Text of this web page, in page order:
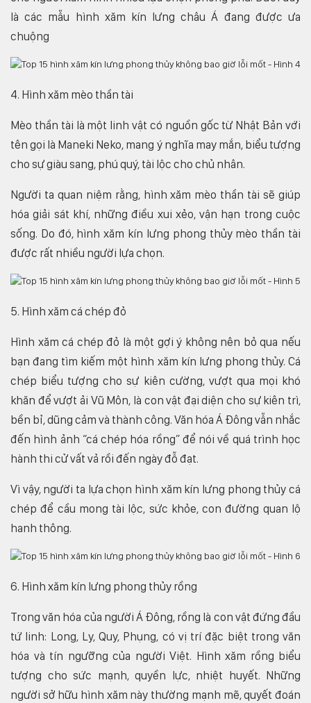
là các mẫu hình xăm kín lưng châu Á đang được ưa
chuộng
4. Hình xăm mèo thần tài
Mèo thần tài là một linh vật có nguồn gốc từ Nhật Bản với
tên gọi là Maneki Neko, mang ý nghĩa may mắn, biểu tượng
cho sự giàu sang, phú quý, tài lộc cho chủ nhân.
Người ta quan niệm rằng, hình xăm mèo thần tài sẽ giúp
hóa giải sát khí, những điều xui xẻo, vận hạn trong cuộc
sống. Do đó, hình xăm kín lưng phong thủy mèo thần tài
được rất nhiều người lựa chọn.
5. Hình xăm cá chép đỏ
Hình xăm cá chép đỏ là một gợi ý không nên bỏ qua nếu
bạn đang tìm kiếm một hình xăm kín lưng phong thủy. Cá
chép biểu tượng cho sự kiên cường, vượt qua mọi khó
khăn để vượt ải Vũ Môn, là con vật đại diện cho sự kiên trì,
bền bỉ, dũng cảm và thành công. Văn hóa Á Đông vẫn nhắc
đến hình ảnh “cá chép hóa rồng” để nói về quá trình học
hành thi cử vất vả rồi đến ngày đỗ đạt.
Vì vậy, người ta lựa chọn hình xăm kín lưng phong thủy cá
chép để cầu mong tài lộc, sức khỏe, con đường quan lộ
hanh thông.
6. Hình xăm kín lưng phong thủy rồng
Trong văn hóa của người Á Đông, rồng là con vật đứng đầu
tứ linh: Long, Ly, Quy, Phụng, có vị trí đặc biệt trong văn
hóa và tín ngưỡng của người Việt. Hình xăm rồng biểu
tượng cho sức mạnh, quyền lực, nhiệt huyết. Những
người sở hữu hình xăm này thường mạnh mẽ, quyết đoán